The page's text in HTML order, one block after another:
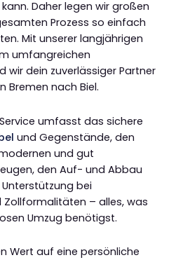
Daher legen wir großen
Prozess so einfach
Mit unserer langjährigen
umfangreichen
wir dein zuverlässiger Partner
Bremen nach Biel.
umfasst das sichere
und Gegenstände, den
und gut
den Auf- und Abbau
bei
– alles, was
Umzug benötigst.
Wert auf eine persönliche